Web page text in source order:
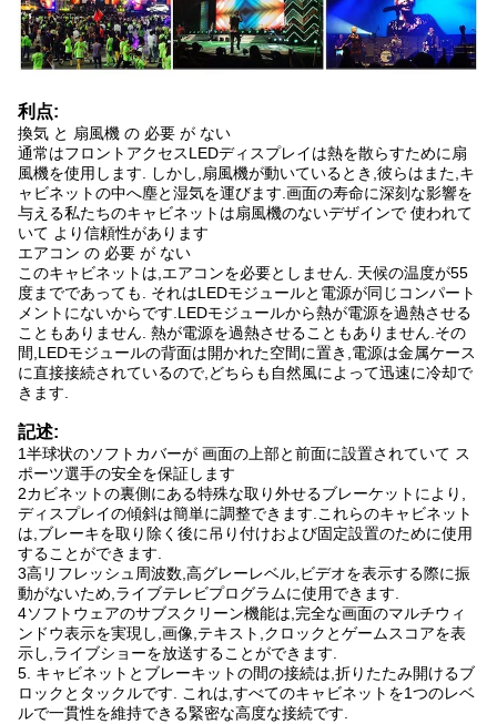
利点:
換気 と 扇風機 の 必要 が ない
通常はフロントアクセスLEDディスプレイは熱を散らすために扇
風機を使用します. しかし,扇風機が動いているとき,彼らはまた,キ
ャビネットの中へ塵と湿気を運びます.画面の寿命に深刻な影響を
与える私たちのキャビネットは扇風機のないデザインで 使われて
いて より信頼性があります
エアコン の 必要 が ない
このキャビネットは,エアコンを必要としません. 天候の温度が55
度までであっても. それはLEDモジュールと電源が同じコンパート
メントにないからです.LEDモジュールから熱が電源を過熱させる
こともありません. 熱が電源を過熱させることもありません.その
間,LEDモジュールの背面は開かれた空間に置き,電源は金属ケース
に直接接続されているので,どちらも自然風によって迅速に冷却で
きます.
記述:
1半球状のソフトカバーが 画面の上部と前面に設置されていて ス
ポーツ選手の安全を保証します
2カビネットの裏側にある特殊な取り外せるブレーケットにより,
ディスプレイの傾斜は簡単に調整できます.これらのキャビネット
は,ブレーキを取り除く後に吊り付けおよび固定設置のために使用
することができます.
3高リフレッシュ周波数,高グレーレベル,ビデオを表示する際に振
動がないため,ライブテレビプログラムに使用できます.
4ソフトウェアのサブスクリーン機能は,完全な画面のマルチウィ
ンドウ表示を実現し,画像,テキスト,クロックとゲームスコアを表
示し,ライブショーを放送することができます.
5. キャビネットとブレーキットの間の接続は,折りたたみ開けるブ
ロックとタックルです. これは,すべてのキャビネットを1つのレベ
ルで一貫性を維持できる緊密な高度な接続です.